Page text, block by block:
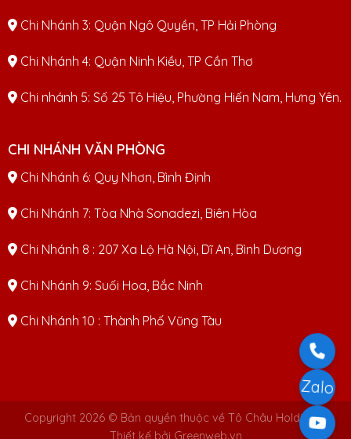
Chi Nhánh 3: Quận Ngô Quyền, TP Hải Phòng
Chi Nhánh 4: Quận Ninh Kiều, TP Cần Thơ
Chi nhánh 5: Số 25 Tô Hiệu, Phường Hiến Nam, Hưng Yên.
CHI NHÁNH VĂN PHÒNG
Chi Nhánh 6: Quy Nhơn, Bình Định
Chi Nhánh 7: Tòa Nhà Sonadezi, Biên Hòa
Chi Nhánh 8 : 207 Xa Lộ Hà Nội, Dĩ An, Bình Dương
Chi Nhánh 9: Suối Hoa, Bắc Ninh
Chi Nhánh 10 : Thành Phố Vũng Tàu
Copyright 2026 © Bản quyền thuộc về Tô Châu Holdings |
Thiết kế bởi Greenweb.vn
Zalo